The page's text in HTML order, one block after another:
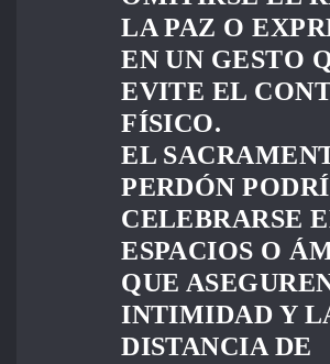
LA PAZ O
EN UN GESTO
EVITE EL
FÍSICO.
EL
PERDÓN
CELEBRARSE
ESPACIOS O
QUE
INTIMIDAD Y
DISTANCIA DE